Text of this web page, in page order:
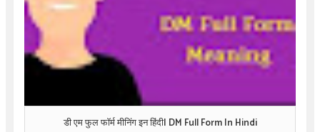
डी एम फुल फॉर्म मीनिंग इन हिंदी| DM Full Form In Hindi